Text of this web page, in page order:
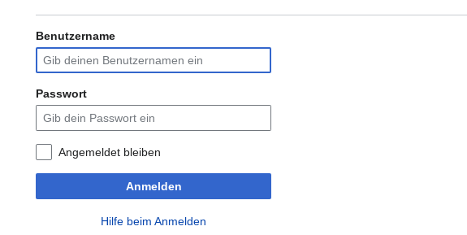
Benutzername
Passwort
Angemeldet bleiben
Anmelden
Hilfe beim Anmelden